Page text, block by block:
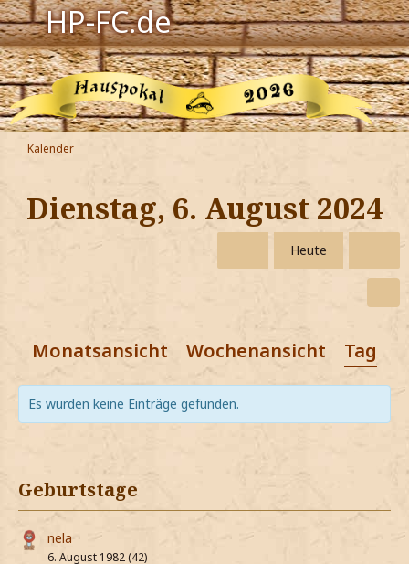
HP-FC.de
Navigation
Harry Potter
Der HP-FC
Hogwarts
Zauberwelt
Jetzt Fanclub-Mitglied werden!
Kalender
Dienstag, 6. August 2024
Heute
Monatsansicht Wochenansicht
Es wurden keine Einträge gefunden.
Geburtstage
nela
6. August 1982 (42)